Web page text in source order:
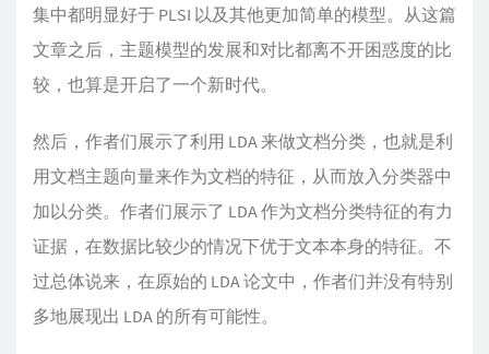
集中都明显好于 PLSI 以及其他更加简单的模型。从这篇
文章之后，主题模型的发展和对比都离不开困惑度的比
较，也算是开启了一个新时代。
然后，作者们展示了利用 LDA 来做文档分类，也就是利
用文档主题向量来作为文档的特征，从而放入分类器中
加以分类。作者们展示了 LDA 作为文档分类特征的有力
证据，在数据比较少的情况下优于文本本身的特征。不
过总体说来，在原始的 LDA 论文中，作者们并没有特别
多地展现出 LDA 的所有可能性。